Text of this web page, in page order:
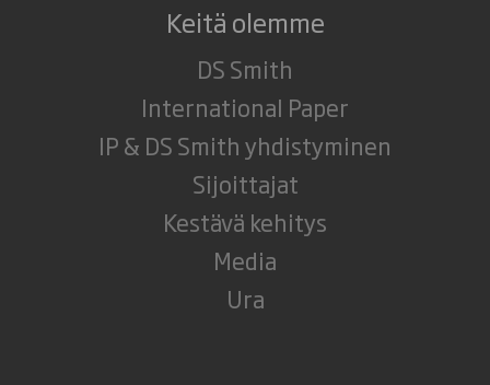
Keitä olemme
DS Smith
International Paper
IP & DS Smith yhdistyminen
Sijoittajat
Kestävä kehitys
Media
Ura